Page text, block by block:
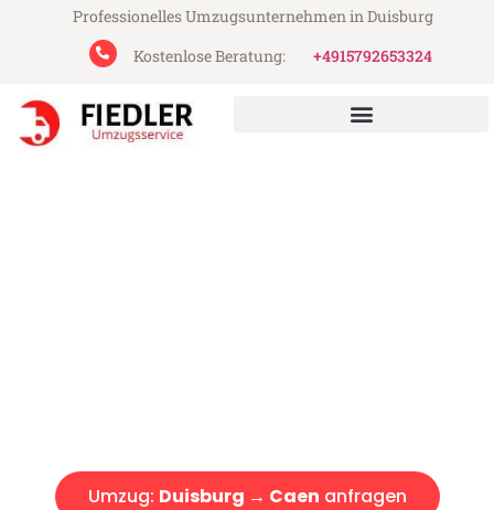
Professionelles Umzugsunternehmen in Duisburg
Kostenlose Beratung:
+4915792653324
Umzug: Duisburg → Caen anfragen